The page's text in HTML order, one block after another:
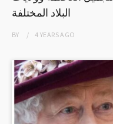
البلاد المختلفة
BY 4 YEARSAGO